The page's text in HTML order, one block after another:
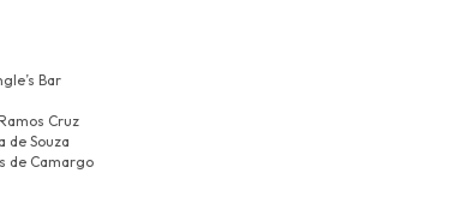
Bar
Cruz
de Souza
de Camargo